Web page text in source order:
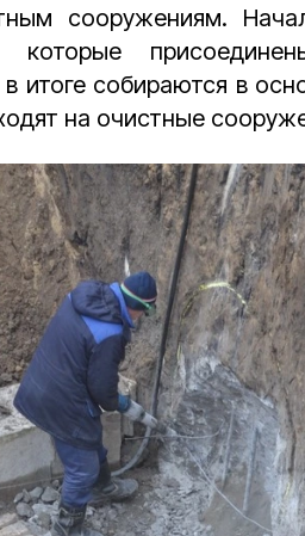
сооружениям.
которые
итоге собираются в
на очистные